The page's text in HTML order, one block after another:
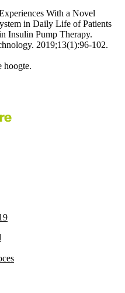
With a Novel
in Daily Life of Patients
Insulin Pump Therapy.
2019;13(1):96-102.
hoogte.